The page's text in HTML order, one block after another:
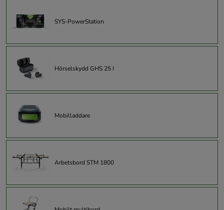
SYS-PowerStation
Hörselskydd GHS 25 I
Mobilladdare
Arbetsbord STM 1800